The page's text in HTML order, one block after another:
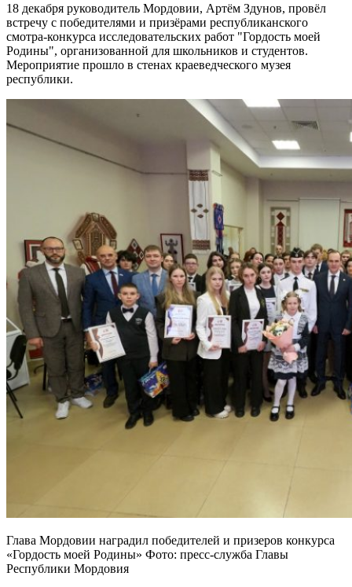
18 декабря руководитель Мордовии, Артём Здунов, провёл
встречу с победителями и призёрами республиканского
смотра-конкурса исследовательских работ "Гордость моей
Родины", организованной для школьников и студентов.
Мероприятие прошло в стенах краеведческого музея
республики.
Глава Мордовии наградил победителей и призеров конкурса
«Гордость моей Родины» Фото: пресс-служба Главы
Республики Мордовия